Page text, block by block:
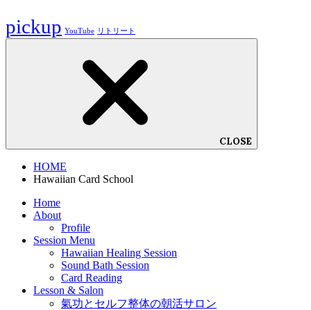
pickup YouTube リトリート
CLOSE
HOME
Hawaiian Card School
Home
About
Profile
Session Menu
Hawaiian Healing Session
Sound Bath Session
Card Reading
Lesson & Salon
氣功とセルフ整体の朝活サロン